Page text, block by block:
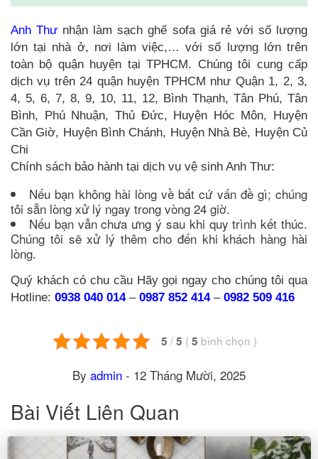
Anh Thư nhận làm sạch ghế sofa giá rẻ với số lượng
lớn tại nhà ở, nơi làm việc,… với số lượng lớn trên
toàn bộ quận huyện tại TPHCM. Chúng tôi cung cấp
dịch vụ trên 24 quận huyện TPHCM như Quận 1, 2, 3,
4, 5, 6, 7, 8, 9, 10, 11, 12, Bình Thạnh, Tân Phú, Tân
Bình, Phú Nhuận, Thủ Đức, Huyện Hóc Môn, Huyện
Cần Giờ, Huyện Bình Chánh, Huyện Nhà Bè, Huyện Củ
Chi
Chính sách bảo hành tại dịch vụ vệ sinh Anh Thư:
Nếu bạn không hài lòng về bất cứ vấn đề gì; chúng
tôi sẵn lòng xử lý ngay trong vòng 24 giờ.
Nếu bạn vẫn chưa ưng ý sau khi quy trình kết thúc.
Chúng tôi sẽ xử lý thêm cho đến khi khách hàng hài
lòng.
Quý khách có chu cầu Hãy gọi ngay cho chúng tôi qua
Hotline: 0938 040 014– 0987 852 414– 0982 509 416
5 / 5 ( 5 bình chọn )
By admin - 12 Tháng Mười, 2025
Bài Viết Liên Quan